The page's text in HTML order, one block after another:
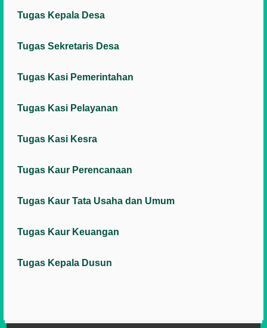
Tugas Kepala Desa
Tugas Sekretaris Desa
Tugas Kasi Pemerintahan
Tugas Kasi Pelayanan
Tugas Kasi Kesra
Tugas Kaur Perencanaan
Tugas Kaur Tata Usaha dan Umum
Tugas Kaur Keuangan
Tugas Kepala Dusun